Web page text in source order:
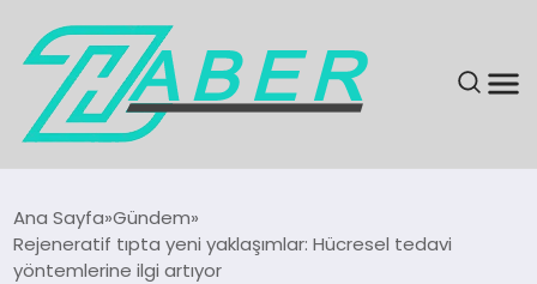
GÜNDEM
Ana Sayfa Gündem
Rejeneratif tıpta yeni yaklaşımlar: Hücresel tedavi
yöntemlerine ilgi artıyor